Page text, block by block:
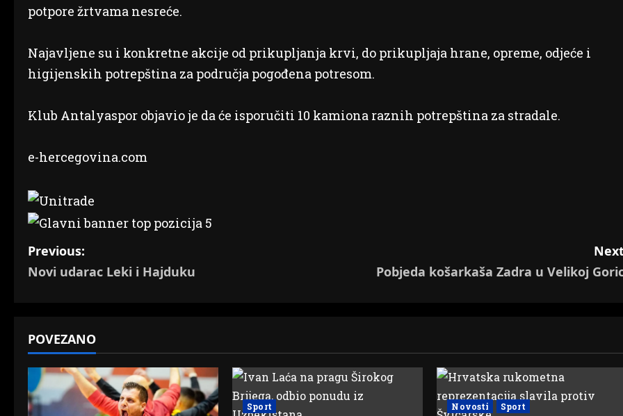
potpore žrtvama nesreće.
Najavljene su i konkretne akcije od prikupljanja krvi, do prikupljaja hrane, opreme, odjeće i
higijenskih potrepština za područja pogođena potresom.
Klub Antalyaspor objavio je da će isporučiti 10 kamiona raznih potrepština za stradale.
e-hercegovina.com
P
o
t
n
a
Previous:
Novi udarac Leki i Hajduku
Pobjeda košarkaša Zadra u Velikoj
POVEZANO
Sport Novosti Sport